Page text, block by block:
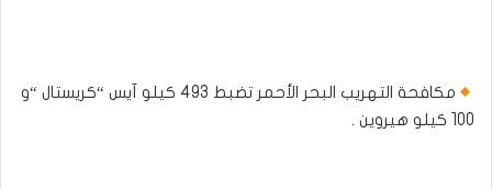
مكافحة التهريب البحر الأحمر تضبط 493 كيلو آيس “كريستال “و
100 كيلو هيروين .